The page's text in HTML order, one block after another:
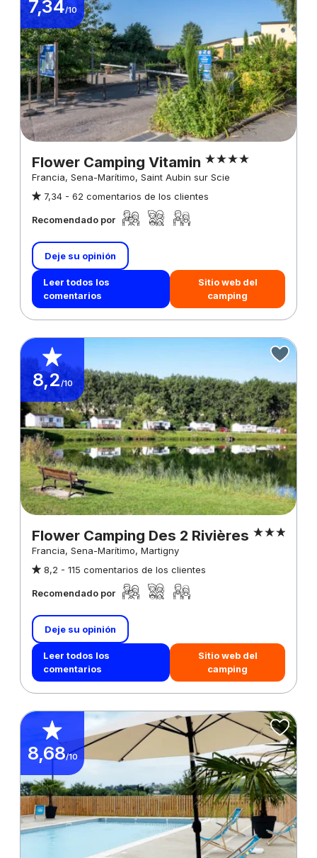
7,34/10
Flower Camping Vitamin
Francia, Sena-Marítimo, Saint Aubin sur Scie
7,34 - 62 comentarios de los clientes
Recomendado por
Deje su opinión
Leer todos los
comentarios
Sitio web del
camping
8,2/10
Flower Camping Des 2 Rivières
Francia, Sena-Marítimo, Martigny
8,2 - 115 comentarios de los clientes
Recomendado por
Deje su opinión
Leer todos los
comentarios
Sitio web del
camping
8,68/10